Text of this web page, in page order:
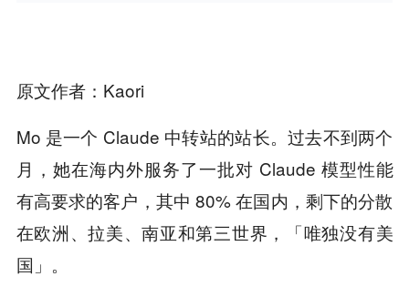
原文作者：Kaori
Mo 是一个 Claude 中转站的站长。过去不到两个
月，她在海内外服务了一批对 Claude 模型性能
有高要求的客户，其中 80% 在国内，剩下的分散
在欧洲、拉美、南亚和第三世界，「唯独没有美
国」。